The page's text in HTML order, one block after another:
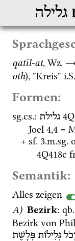
גלילה
qatīl-at, Wz.
oth), "Kreis"
Formen:
sg.cs.: גלילת
Joel 4,4 =
+ sf. 3.m.sg.
4Q418c
Semantik:
Alles zeigen
A) Bezirk: qb.
Bezirk von
גְּלִילוֹת פְּלָשֶׁת